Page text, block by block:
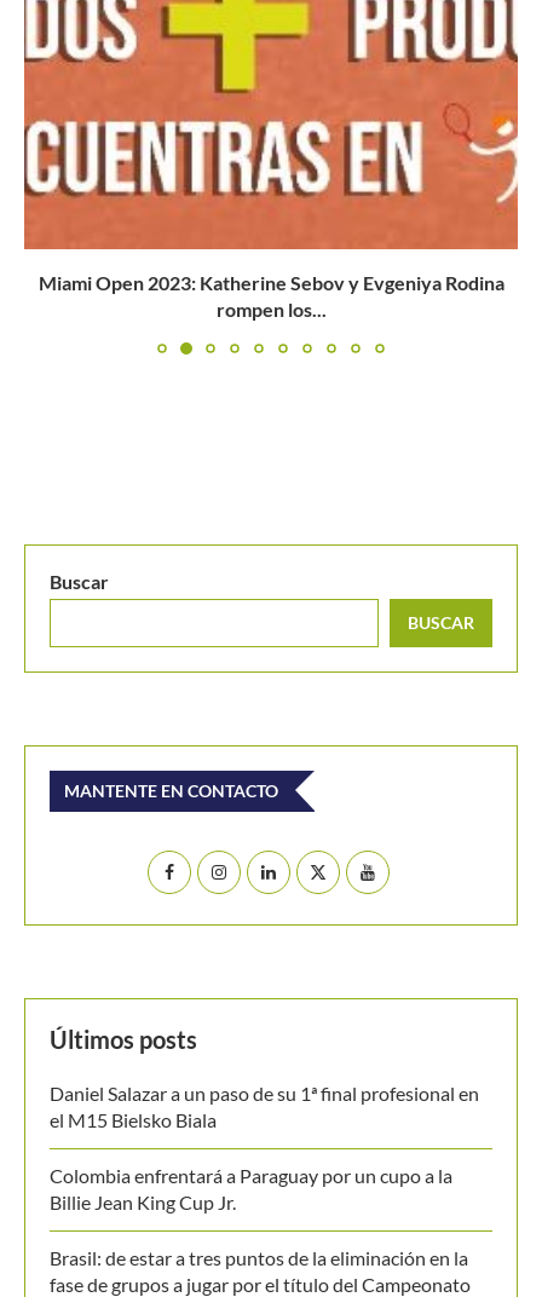
Miami Open 2023: Katherine Sebov y Evgeniya Rodina
rompen los...
Buscar
BUSCAR
MANTENTE EN CONTACTO
Últimos posts
Daniel Salazar a un paso de su 1ª final profesional en
el M15 Bielsko Biala
Colombia enfrentará a Paraguay por un cupo a la
Billie Jean King Cup Jr.
Brasil: de estar a tres puntos de la eliminación en la
fase de grupos a jugar por el título del Campeonato